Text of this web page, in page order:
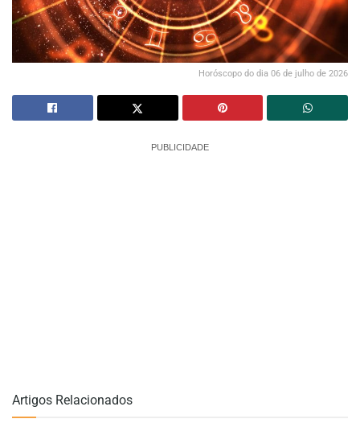
Horóscopo do dia 06 de julho de 2026
PUBLICIDADE
Artigos Relacionados